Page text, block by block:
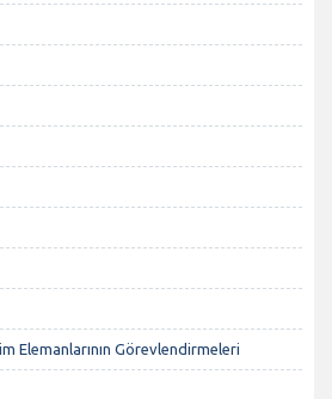
Elemanlarının Görevlendirmeleri